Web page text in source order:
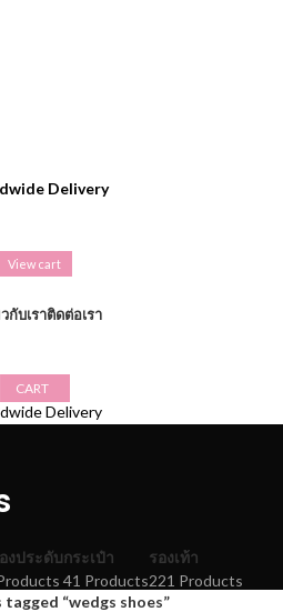
Delivery
View cart
กับเราติดต่อเรา
CART
Delivery
งประดับกระเป๋า
41 Products
รองเท้า
221 Products
“wedgs shoes”